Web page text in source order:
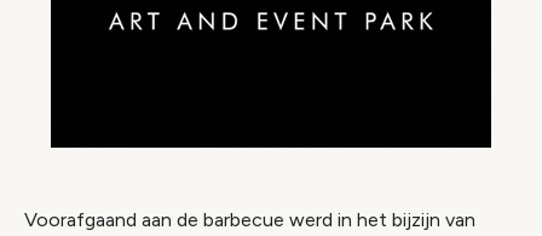
Voorafgaand aan de barbecue werd in het bijzijn van